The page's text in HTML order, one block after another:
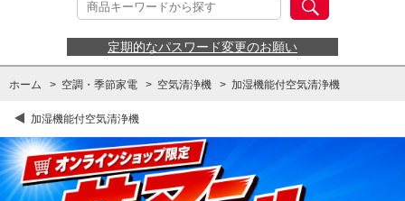
定期的なパスワード変更のお願い
ホーム > 空調・季節家電 > 空気清浄機 > 加湿機能付空気清浄機
加湿機能付空気清浄機